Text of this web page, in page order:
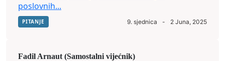
poslovnih...
PITANJE 9. sjednica - 2 Juna, 2025
Fadil Arnaut (Samostalni vijećnik)